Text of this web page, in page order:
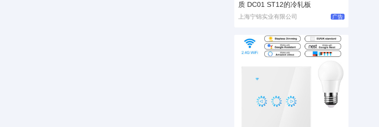
质 DC01 ST12的冷轧板
上海宁锦实业有限公司 广告